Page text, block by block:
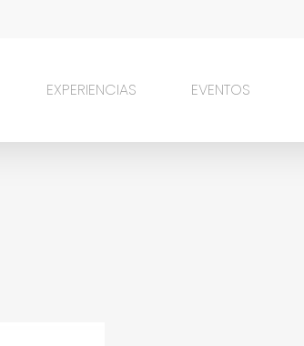
EXPERIENCIAS EVENTOS